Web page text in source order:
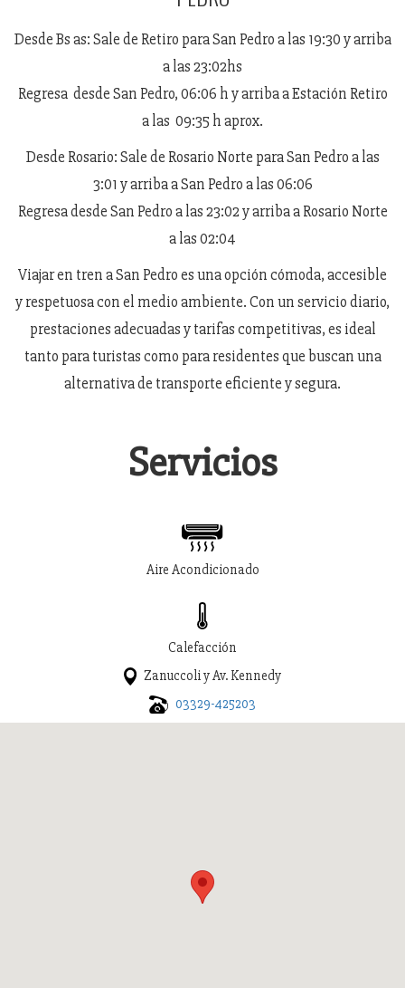
Desde Bs as: Sale de Retiro para San Pedro a las 19:30 y arriba
a las 23:02hs
Regresa desde San Pedro, 06:06 h y arriba a Estación Retiro
a las 09:35 h aprox.
Desde Rosario: Sale de Rosario Norte para San Pedro a las
3:01 y arriba a San Pedro a las 06:06
Regresa desde San Pedro a las 23:02 y arriba a Rosario Norte
a las 02:04
Viajar en tren a San Pedro es una opción cómoda, accesible
y respetuosa con el medio ambiente. Con un servicio diario,
prestaciones adecuadas y tarifas competitivas, es ideal
tanto para turistas como para residentes que buscan una
alternativa de transporte eficiente y segura.
Servicios
Aire Acondicionado
Calefacción
Zanuccoli y Av. Kennedy
03329-425203